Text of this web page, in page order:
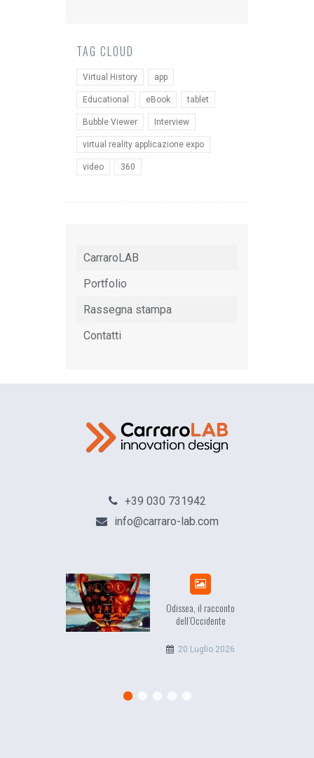
TAG CLOUD
Virtual History app
Educational eBook tablet
Bubble Viewer Interview
virtual reality applicazione expo
video 360
CarraroLAB
Portfolio
Rassegna stampa
Contatti
+39 030 731942
info@carraro-lab.com
Odissea, il racconto
dell’Occidente
20 Luglio 2026